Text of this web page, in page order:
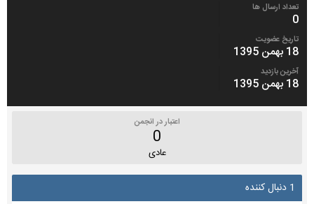
تعداد ارسال ها
0
تاریخ عضویت
18 بهمن 1395
آخرین بازدید
18 بهمن 1395
اعتبار در انجمن
0
عادی
1 دنبال کننده